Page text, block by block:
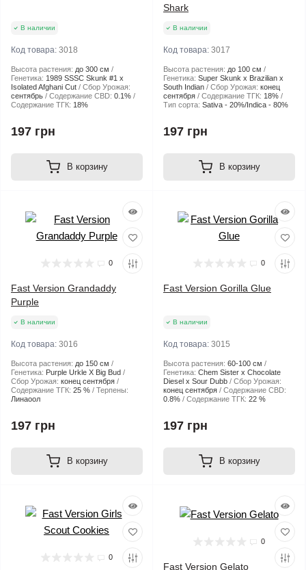
В наличии
Код товара: 3018
Высота растения: до 300 см
Генетика: 1989 SSSC Skunk #1 x
Isolated Afghani Cut
Сбор Урожая:
сентябрь
Содержание CBD: 0.1%
Содержание ТГК: 18%
197 грн
В корзину
Shark
В наличии
Код товара: 3017
Высота растения: до 100 см
Генетика: Super Skunk x Brazilian x
South Indian
Сбор Урожая: конец
сентября
Содержание ТГК: 18%
Тип сорта: Sativa - 20%/Indica - 80%
197 грн
В корзину
0
Fast Version Grandaddy
Purple
В наличии
Код товара: 3016
Высота растения: до 150 см
Генетика: Purple Urkle X Big Bud
Сбор Урожая: конец сентября
Содержание ТГК: 25 %
Терпены:
Линаоол
197 грн
В корзину
0
Fast Version Gorilla Glue
В наличии
Код товара: 3015
Высота растения: 60-100 см
Генетика: Chem Sister x Chocolate
Diesel x Sour Dubb
Сбор Урожая:
конец сентября
Содержание CBD:
0.8%
Содержание ТГК: 22 %
197 грн
В корзину
0
0
Fast Version Gelato